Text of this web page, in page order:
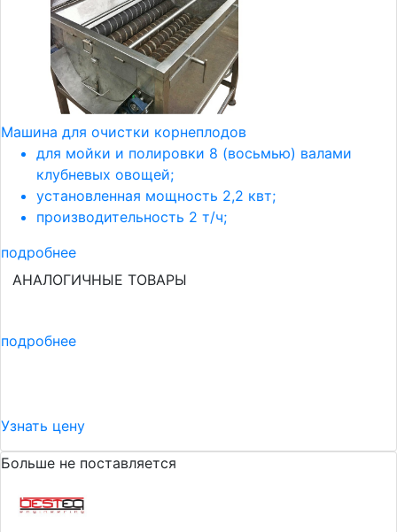
Машина для очистки корнеплодов
для мойки и полировки 8 (восьмью) валами
клубневых овощей;
установленная мощность 2,2 квт;
производительность 2 т/ч;
подробнее
АНАЛОГИЧНЫЕ ТОВАРЫ
подробнее
Узнать цену
Больше не поставляется